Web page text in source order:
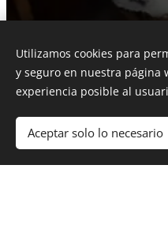
¡Crea tu página web
Utilizamos cookies para
y seguro en nuestra página
experiencia posible al
Aceptar solo lo necesario